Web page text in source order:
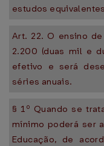
estudos
Art. 22. O ensino
2.200 (duas mil e
efetivo e será
séries anuais.
§ 1º Quando se
mínimo poderá ser
Educação, de